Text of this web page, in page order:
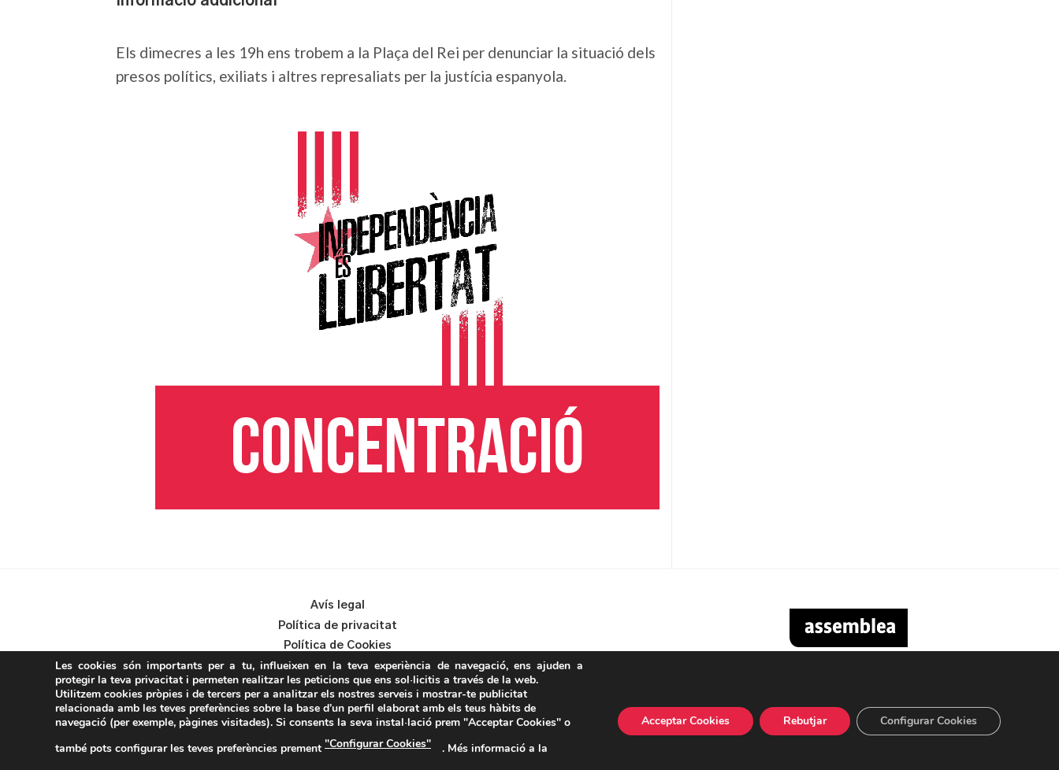
Els dimecres a les 19h ens trobem a la Plaça del Rei per denunciar la situació dels
presos polítics, exiliats i altres represaliats per la justícia espanyola.
Avís legal
Política de privacitat
Política de Cookies
Carrer de la Marina, 315, 08025 Barcelona · 93 347 17 14
Les cookies són importants per a tu, influeixen en la teva experiència de navegació, ens ajuden a
protegir la teva privacitat i permeten realitzar les peticions que ens sol·licitis a través de la web.
Utilitzem cookies pròpies i de tercers per a analitzar els nostres serveis i mostrar-te publicitat
relacionada amb les teves preferències sobre la base d’un perfil elaborat amb els teus hàbits de
navegació (per exemple, pàgines visitades). Si consents la seva instal·lació prem "Acceptar Cookies" o
també pots configurar les teves preferències prement "Configurar Cookies"
. Més informació a la
Acceptar Cookies Rebutjar Configurar Cookies